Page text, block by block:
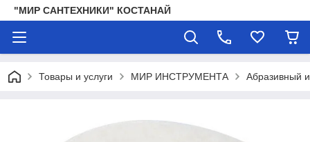
"МИР САНТЕХНИКИ" КОСТАНАЙ
Товары и услуги МИР ИНСТРУМЕНТА Абразивный